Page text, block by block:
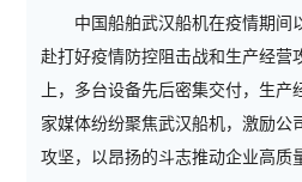
中国船舶武汉船机在疫情期间
赴打好疫情防控阻击战和生产经营
上，多台设备先后密集交付，生
家媒体纷纷聚焦武汉船机，激励公
攻坚，以昂扬的斗志推动企业高质